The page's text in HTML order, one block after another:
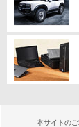
本サイトの